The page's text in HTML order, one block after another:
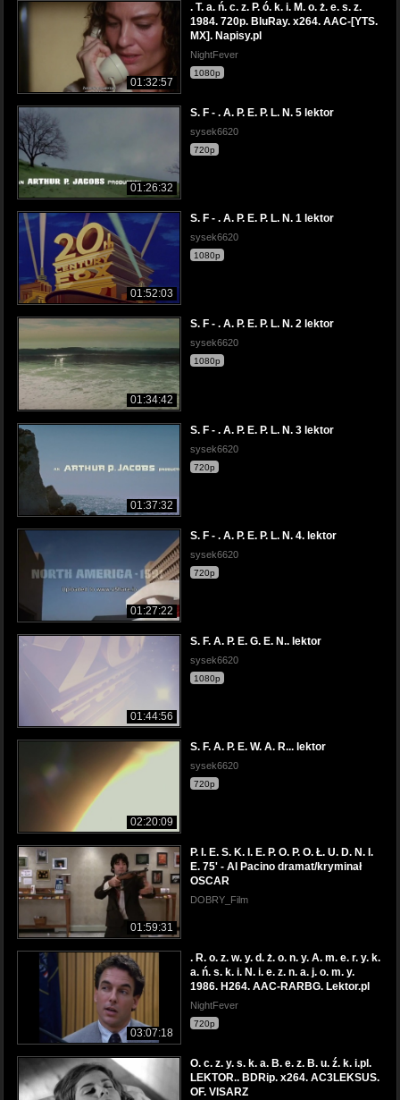
01:32:57
. T. a. ń. c. z. P. ó. k. i. M. o. ż. e. s. z.
1984. 720p. BluRay. x264. AAC-[YTS.
MX]. Napisy.pl
NightFever
1080p
01:26:32
S. F - . A. P. E. P. L. N. 5 lektor
sysek6620
720p
01:52:03
S. F - . A. P. E. P. L. N. 1 lektor
sysek6620
1080p
01:34:42
S. F - . A. P. E. P. L. N. 2 lektor
sysek6620
1080p
01:37:32
S. F - . A. P. E. P. L. N. 3 lektor
sysek6620
720p
01:27:22
S. F - . A. P. E. P. L. N. 4. lektor
sysek6620
720p
01:44:56
S. F. A. P. E. G. E. N.. lektor
sysek6620
1080p
02:20:09
S. F. A. P. E. W. A. R... lektor
sysek6620
720p
01:59:31
P. I. E. S. K. I. E. P. O. P. O. Ł. U. D. N. I.
E. 75' - Al Pacino dramat/kryminał
OSCAR
DOBRY_Film
03:07:18
. R. o. z. w. y. d. ż. o. n. y. A. m. e. r. y. k.
a. ń. s. k. i. N. i. e. z. n. a. j. o. m. y.
1986. H264. AAC-RARBG. Lektor.pl
NightFever
720p
O. c. z. y. s. k. a. B. e. z. B. u. ź. k. i.pl.
LEKTOR.. BDRip. x264. AC3LEKSUS.
OF. VISARZ